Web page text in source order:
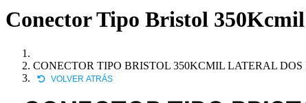
Conector Tipo Bristol
CONECTOR TIPO BRISTOL 350KCMIL LATERAL DOS
VOLVER ATRÁS